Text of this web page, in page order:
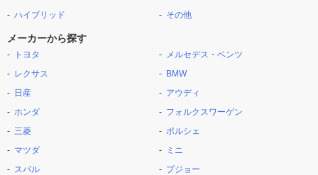
ハイブリッド
その他
メーカーから探す
トヨタ
レクサス
日産
ホンダ
三菱
マツダ
スバル
メルセデス・ベンツ
BMW
アウディ
フォルクスワーゲン
ポルシェ
ミニ
プジョー